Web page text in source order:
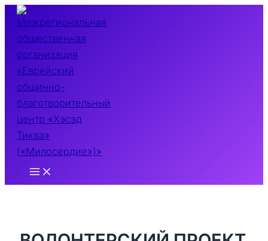
Перейти
содержимому
Main